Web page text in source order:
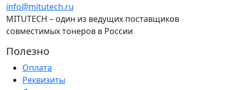
info@mitutech.ru
MITUTECH – один из ведущих поставщиков
совместимых тонеров в России
Полезно
Оплата
Реквизиты